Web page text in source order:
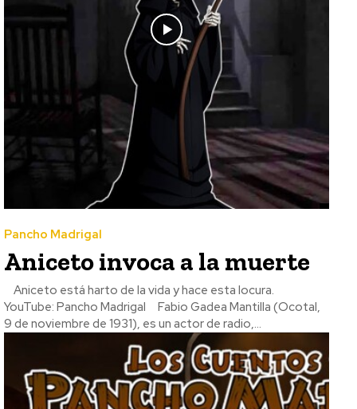
Pancho Madrigal
Aniceto invoca a la muerte
YouTube: Pancho Madrigal Fabio Gadea Mantilla (Ocotal,
9 de noviembre de 1931), es un actor de radio,...